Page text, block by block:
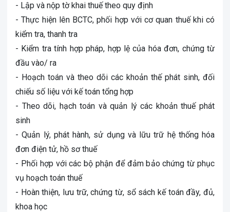
- Lập và nộp tờ khai thuế theo quy định
- Thực hiện lên BCTC, phối hợp với cơ quan thuế khi có
kiểm tra, thanh tra
- Kiểm tra tính hợp pháp, hợp lệ của hóa đơn, chứng từ
đầu vào/ ra
- Hoạch toán và theo dõi các khoản thế phát sinh, đối
chiếu số liệu với kế toán tổng hợp
- Theo dõi, hạch toán và quản lý các khoản thuế phát
sinh
- Quản lý, phát hành, sử dụng và lữu trữ hệ thống hóa
đơn điện tử, hồ sơ thuế
- Phối hợp với các bộ phận để đảm bảo chứng từ phục
vụ hoạch toán thuế
- Hoàn thiện, lưu trữ, chứng từ, sổ sách kế toán đầy, đủ,
khoa học